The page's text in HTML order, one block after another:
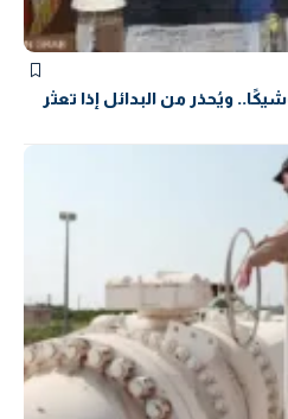
ويُحذر من البدائل إذا تعثر